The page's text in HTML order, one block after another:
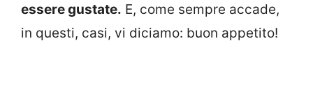
essere gustate. E, come sempre accade,
in questi, casi, vi diciamo: buon appetito!